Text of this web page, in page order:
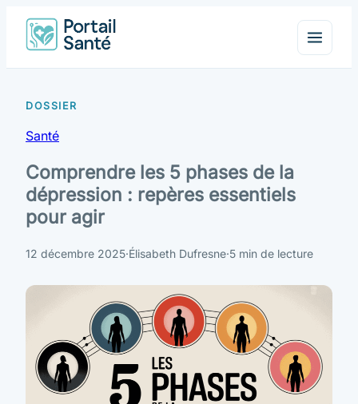
Santé
Comprendre les 5 phases de la
dépression : repères essentiels
pour agir
12 décembre 2025·Élisabeth Dufresne·5 min de lecture